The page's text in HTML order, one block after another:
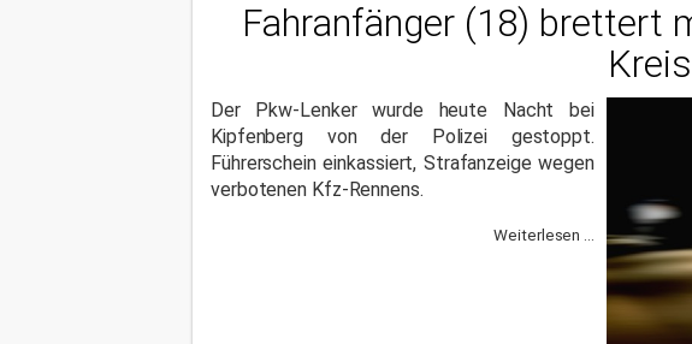
Fahranfänger (18) brettert
Der Pkw-Lenker wurde heute Nacht bei
Kipfenberg von der Polizei gestoppt.
Führerschein einkassiert, Strafanzeige wegen
verbotenen Kfz-Rennens.
Weiterlesen ...